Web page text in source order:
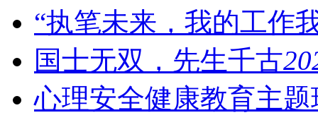
“执笔未来，我的工作
国士无双，先生千古
心理安全健康教育主